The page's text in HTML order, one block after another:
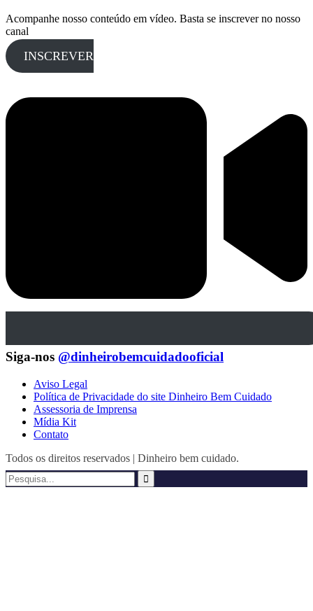
Acompanhe nosso conteúdo em vídeo. Basta se inscrever no nosso
canal
INSCREVER
Siga-nos @dinheirobemcuidadooficial
Aviso Legal
Política de Privacidade do site Dinheiro Bem Cuidado
Assessoria de Imprensa
Mídia Kit
Contato
Todos os direitos reservados | Dinheiro bem cuidado.